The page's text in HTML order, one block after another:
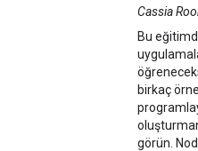
Cassia
Bu
birkaç
görün.